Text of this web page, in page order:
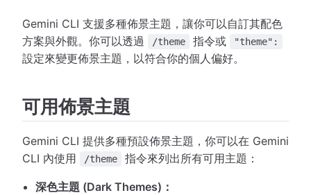
Gemini CLI 支援多種佈景主題，讓你可以自訂其配色
方案與外觀。你可以透過
/theme 指令或 "theme":
設定來變更佈景主題，以符合你的個人偏好。
可用佈景主題
Gemini CLI 提供多種預設佈景主題，你可以在 Gemini
CLI 內使用
/theme 指令來列出所有可用主題：
深色主題 (Dark Themes)：